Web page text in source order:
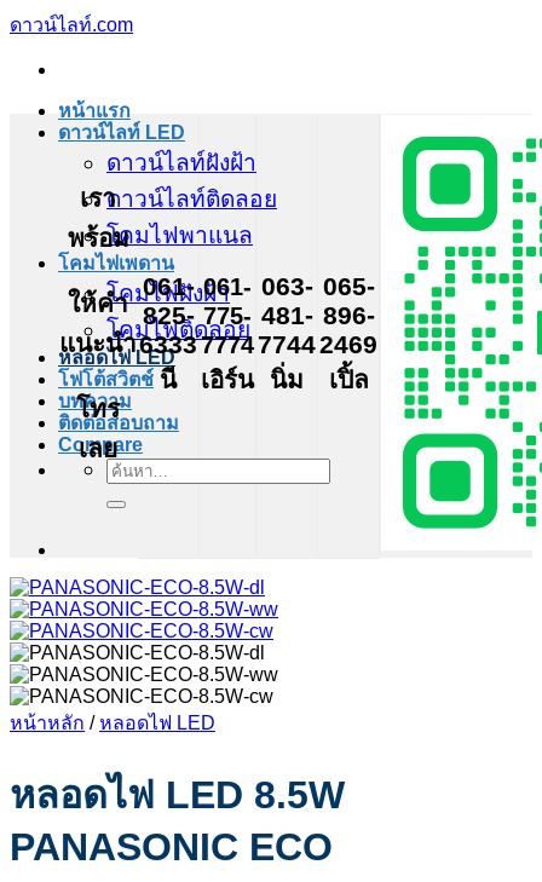
ข้าม
เนื้อหา
ดาวน์ไลท์.com
หน้าแรก
ดาวน์ไลท์ LED
ดาวน์ไลท์ฝังฝ้า
ดาวน์ไลท์ติดลอย
โคมไฟพาแนล
โคมไฟเพดาน
โคมไฟฝังฝ้า
โคมไฟติดลอย
หลอดไฟ LED
โฟโต้สวิตช์
บทความ
ติดต่อสอบถาม
Compare
ค้นหา:
เรา
พร้อม
ให้คำ
แนะนำ
โทร
เลย
061-
825-
6333
นี
061-
775-
7774
เอิร์น
063-
481-
7744
นิ่ม
065-
896-
2469
เปิ้ล
หน้าหลัก / หลอดไฟ LED
หลอดไฟ LED 8.5W
PANASONIC ECO